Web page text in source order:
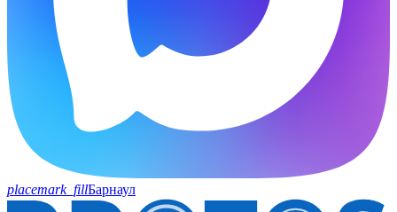
placemark_fillБарнаул